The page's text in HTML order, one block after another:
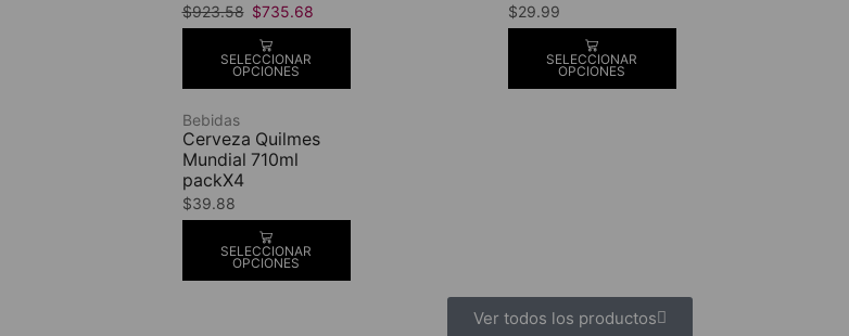
$923.58 $735.68
SELECCIONAR
OPCIONES
$29.99
SELECCIONAR
OPCIONES
Bebidas
Cerveza Quilmes
Mundial 710ml
packX4
$39.88
SELECCIONAR
OPCIONES
Ver todos los productos